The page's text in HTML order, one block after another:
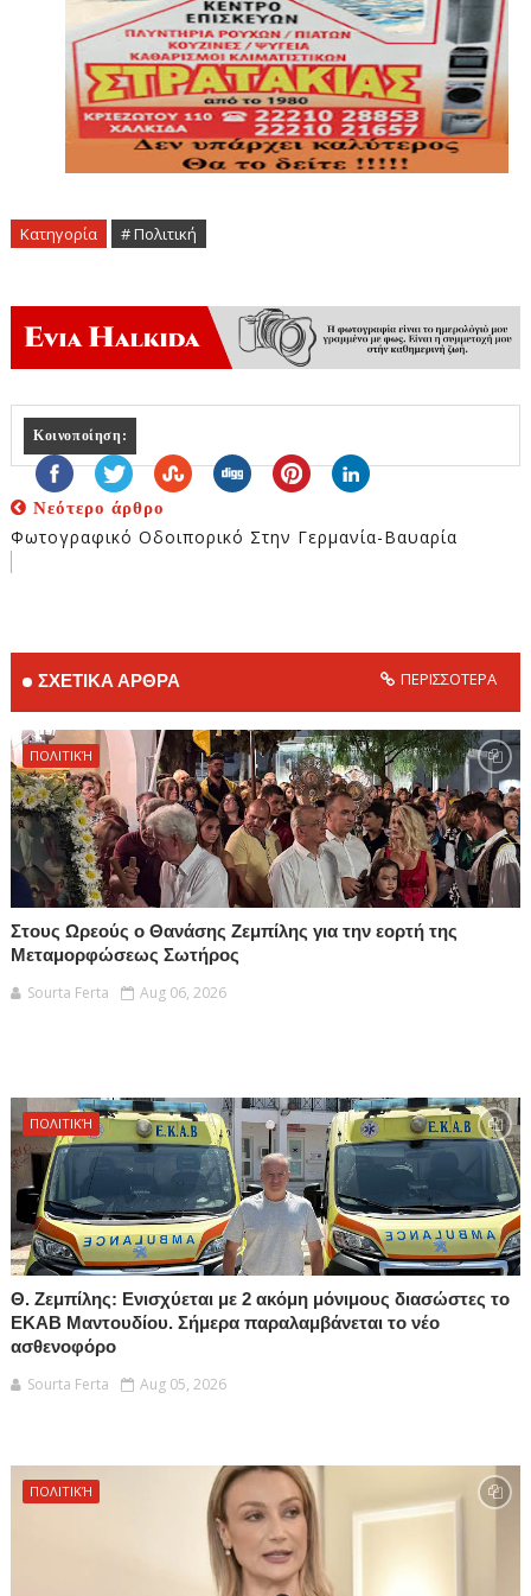
Κατηγορία # Πολιτική
Κοινοποίηση:
Νεότερο άρθρο
Φωτογραφικό Οδοιπορικό Στην Γερμανία-Βαυαρία
ΣΧΕΤΙΚΑ ΑΡΘΡΑ ΠΕΡΙΣΣΟΤΕΡΑ
ΠΟΛΙΤΙΚΉ
Στους Ωρεούς ο Θανάσης Ζεμπίλης για την εορτή της
Μεταμορφώσεως Σωτήρος
Sourta Ferta
Aug 06, 2026
ΠΟΛΙΤΙΚΉ
Θ. Ζεμπίλης: Ενισχύεται με 2 ακόμη μόνιμους διασώστες το
ΕΚΑΒ Μαντουδίου. Σήμερα παραλαμβάνεται το νέο
ασθενοφόρο
Sourta Ferta
Aug 05, 2026
ΠΟΛΙΤΙΚΉ